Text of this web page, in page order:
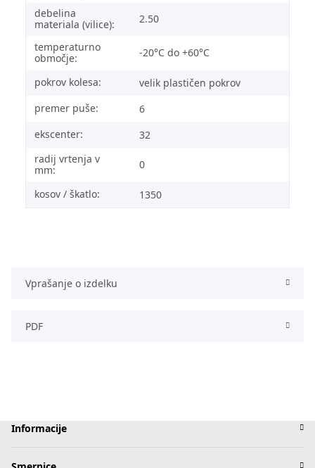
debelina
materiala (vilice):
2.50
temperaturno
območje:
-20°C do +60°C
pokrov kolesa:
velik plastičen pokrov
premer puše:
6
ekscenter:
32
radij vrtenja v
mm:
0
kosov / škatlo: 1350
Vprašanje o izdelku
PDF
Informacije